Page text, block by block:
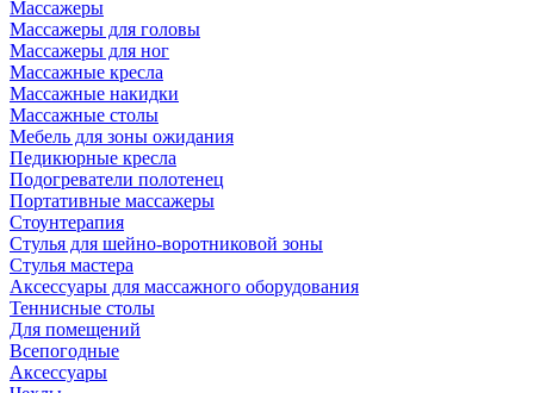
Массажеры
Массажеры для головы
Массажеры для ног
Массажные кресла
Массажные накидки
Массажные столы
Мебель для зоны ожидания
Педикюрные кресла
Подогреватели полотенец
Портативные массажеры
Стоунтерапия
Стулья для шейно-воротниковой зоны
Стулья мастера
Аксессуары для массажного оборудования
Теннисные столы
Для помещений
Всепогодные
Аксессуары